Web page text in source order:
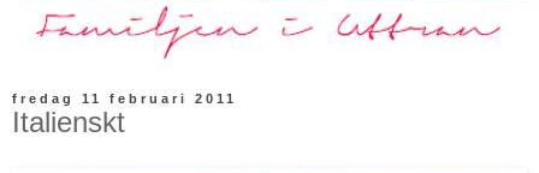
fredag 11 februari 2011
Italienskt